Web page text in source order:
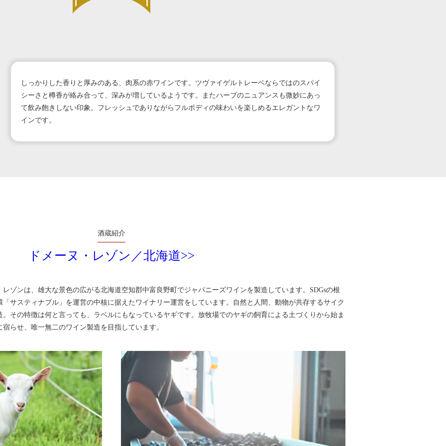
しっかりした香りと厚みのある、肉系の赤ワインです。ツヴァイゲルトレーベならではのスパイ
シーさと樽香が絡み合って、深みが増しているようです。またハーブのニュアンスも微妙にあっ
て飲み飽きしない印象。フレッシュでありながらフルボディの味わいを楽しめるエレガントなワ
インです。
酒蔵紹介
ドメーヌ・レゾン／北海道>>
ゾンは、雄大な景色の広がる北海道空知郡中富良野町でジャパニーズワインを製造しています。SDGsの根
サスティナブル」を運営の中核に据えたワイナリー運営をしています。自然と人間、動物が共存するサイク
その特徴は何と言っても、ラベルにもなっているヤギです。放牧場でのヤギの飼育による土づくりから始ま
らせ、唯一無二のワイン製造を目指しています。